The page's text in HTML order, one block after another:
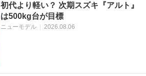
初代より軽い？ 次期スズキ『アルト』
は500kg台が目標
ニューモデル | 2026.08.06